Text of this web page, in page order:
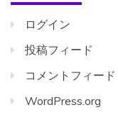
ログイン
投稿フィード
コメントフィード
WordPress.org